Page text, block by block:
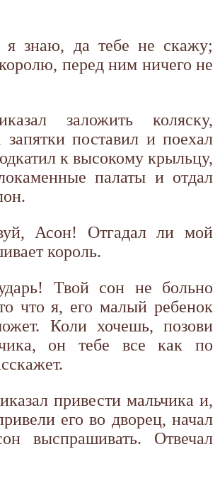
я знаю, да тебе не скажу;
перед ним ничего не
заложить коляску,
запятки поставил и поехал
к высокому крыльцу,
палаты и отдал
Асон! Отгадал ли мой
король.
Твой сон не больно
что я, его малый ребенок
Коли хочешь, позови
он тебе все как по
привести мальчика и,
его во дворец, начал
выспрашивать. Отвечал